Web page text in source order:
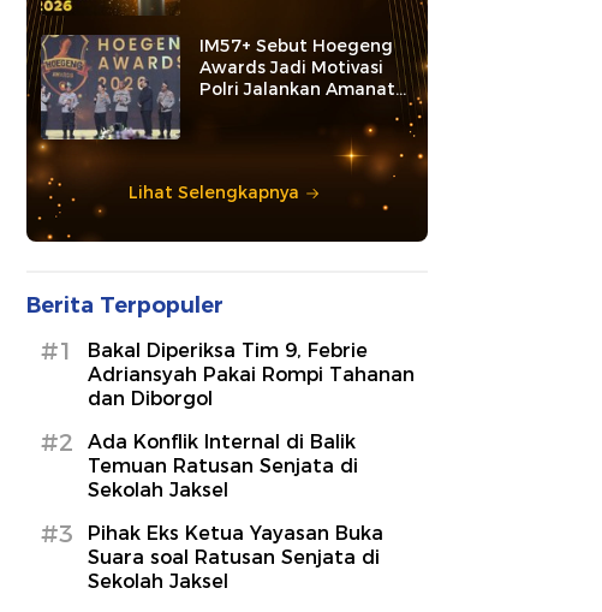
IM57+ Sebut Hoegeng
Awards Jadi Motivasi
Polri Jalankan Amanat
Lihat Selengkapnya
Berita Terpopuler
#1
Bakal Diperiksa Tim 9, Febrie
Adriansyah Pakai Rompi Tahanan
dan Diborgol
#2
Ada Konflik Internal di Balik
Temuan Ratusan Senjata di
Sekolah Jaksel
#3
Pihak Eks Ketua Yayasan Buka
Suara soal Ratusan Senjata di
Sekolah Jaksel